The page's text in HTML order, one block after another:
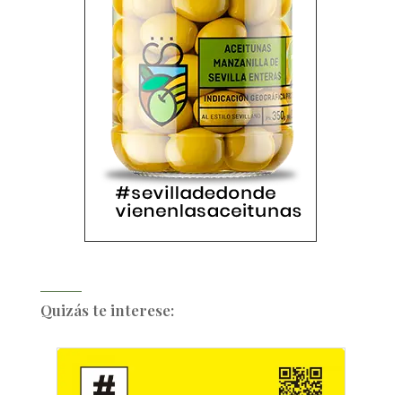
Quizás te interese: